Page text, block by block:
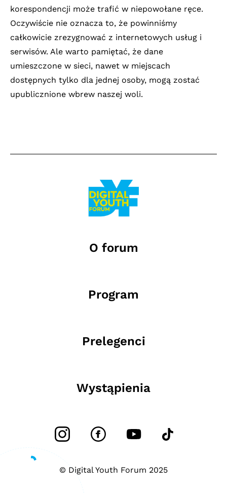
korespondencji może trafić w niepowołane ręce.
Oczywiście nie oznacza to, że powinniśmy
całkowicie zrezygnować z internetowych usług i
serwisów. Ale warto pamiętać, że dane
umieszczone w sieci, nawet w miejscach
dostępnych tylko dla jednej osoby, mogą zostać
upublicznione wbrew naszej woli.
O forum
Program
Prelegenci
Wystąpienia
© Digital Youth Forum 2025